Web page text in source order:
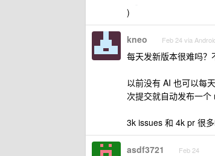
)
kneo Feb 24 via
每天发新版本很难吗？
以前没有 AI 也可以每
次提交就自动发布一个
3k issues 和 4k pr 很
asdf3721 Feb 24